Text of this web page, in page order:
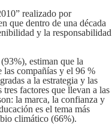
realizado por
que dentro de una década
y la responsabilidad
estiman que la
las compañías y el 96 %
a la estrategia y las
tres factores que llevan a las
la marca, la confianza y
es el tema más
climático (66%).